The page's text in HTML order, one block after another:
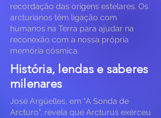
recordação das origens estelares. Os
arcturianos têm ligação com
humanos na Terra para ajudar na
reconexão com a nossa própria
memória cósmica.
História, lendas e saberes
milenares
José Argüelles, em "A Sonda de
Arcturo", revela que Arcturus exerceu